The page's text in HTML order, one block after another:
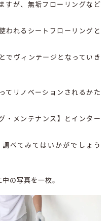
すが、無垢フローリングなど
われるシートフローリングと
でヴィンテージとなっていき
てリノベーションされるかた
・メンテナンス】とインター
べてみてはいかがでしょう
の写真を一枚。